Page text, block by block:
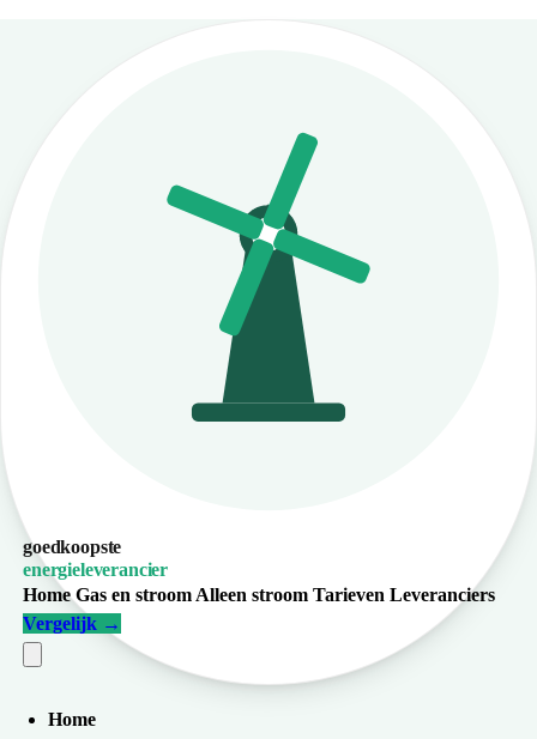
goedkoopste
energieleverancier
HomeGas en stroom Alleen stroom Tarieven Leveranciers
Vergelijk →
Home